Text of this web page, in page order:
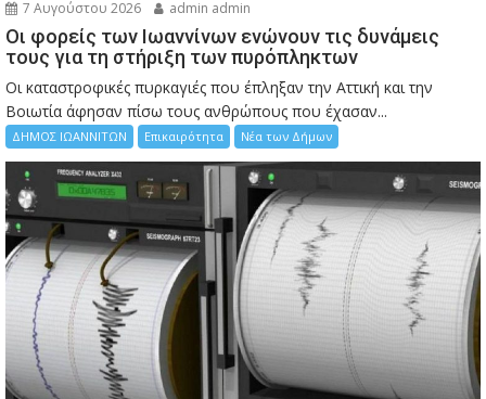
7 Αυγούστου 2026 admin admin
Οι φορείς των Ιωαννίνων ενώνουν τις δυνάμεις
τους για τη στήριξη των πυρόπληκτων
Οι καταστροφικές πυρκαγιές που έπληξαν την Αττική και την
Bοιωτία άφησαν πίσω τους ανθρώπους που έχασαν...
ΔΗΜΟΣ ΙΩΑΝΝΙΤΩΝ Επικαιρότητα Νέα των Δήμων